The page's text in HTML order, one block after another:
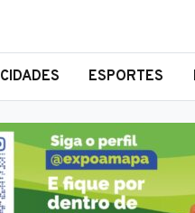
CIDADES ESPORTES